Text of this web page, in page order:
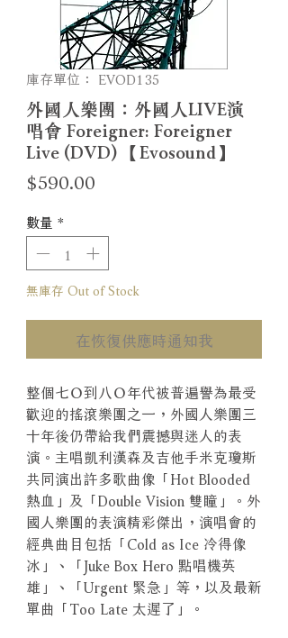
庫存單位： EVOD135
外國人樂團：外國人LIVE演
唱會 Foreigner: Foreigner
Live (DVD) 【Evosound】
$590.00
數量 *
無庫存 Out of Stock
在恢復供應時通知我
整個七Ｏ到八Ｏ年代被普遍譽為最受
歡迎的搖滾樂團之一，外國人樂團三
十年後仍帶給我們震撼與迷人的表
演。主唱凱利漢森及吉他手米克瓊斯
共同演出許多歌曲像「Hot Blooded
熱血」及「Double Vision 雙瞳」。外
國人樂團的表演精彩傑出，演唱會的
經典曲目包括「Cold as Ice 冷得像
冰」、「Juke Box Hero 點唱機英
雄」、「Urgent 緊急」等，以及最新
單曲「Too Late 太遲了」。